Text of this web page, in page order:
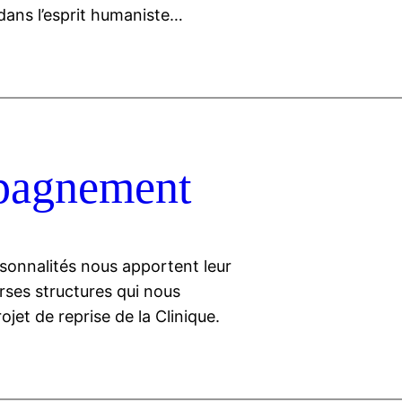
l’esprit humaniste…
nous apportent leur
structures qui nous
de reprise de la Clinique.